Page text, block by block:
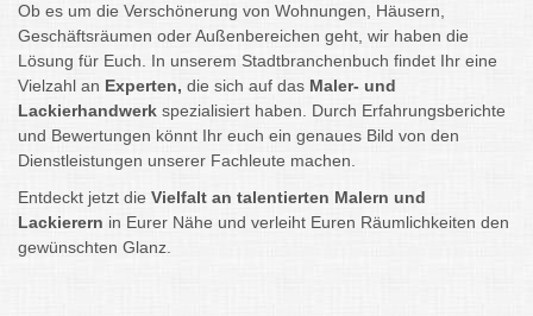
Ob es um die Verschönerung von Wohnungen, Häusern,
Geschäftsräumen oder Außenbereichen geht, wir haben die
Lösung für Euch. In unserem Stadtbranchenbuch findet Ihr eine
Vielzahl an Experten, die sich auf das Maler- und
Lackierhandwerk spezialisiert haben. Durch Erfahrungsberichte
und Bewertungen könnt Ihr euch ein genaues Bild von den
Dienstleistungen unserer Fachleute machen.
Entdeckt jetzt die Vielfalt an talentierten Malern und
Lackierern in Eurer Nähe und verleiht Euren Räumlichkeiten den
gewünschten Glanz.